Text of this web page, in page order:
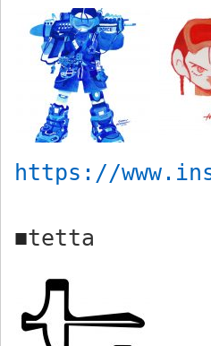
https://
■tetta